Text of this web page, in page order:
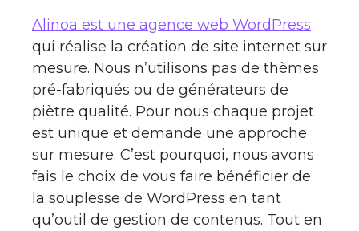
Alinoa est une agence web WordPress
qui réalise la création de site internet sur
mesure. Nous n’utilisons pas de thèmes
pré-fabriqués ou de générateurs de
piètre qualité. Pour nous chaque projet
est unique et demande une approche
sur mesure. C’est pourquoi, nous avons
fais le choix de vous faire bénéficier de
la souplesse de WordPress en tant
qu’outil de gestion de contenus. Tout en